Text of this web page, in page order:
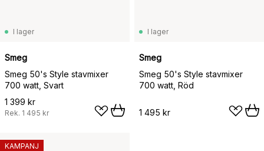
I lager
Smeg
Smeg 50's Style stavmixer
700 watt, Svart
1 399 kr
Rek. 1 495 kr
I lager
Smeg
Smeg 50's Style stavmixer
700 watt, Röd
1 495 kr
KAMPANJ